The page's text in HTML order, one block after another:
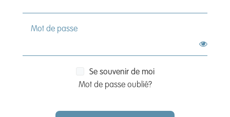
Recrutement
Mot de passe
Se souvenir de moi
Mot de passe oublié?